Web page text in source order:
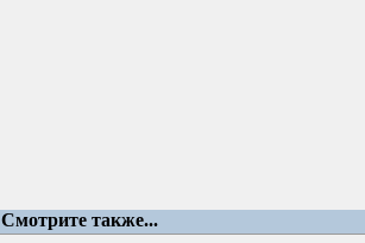
Смотрите также...